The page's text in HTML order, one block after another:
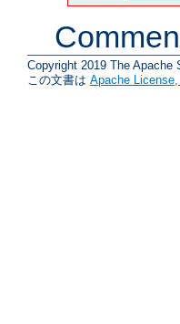
Copyright 2019 The Apache
この文書は Apache